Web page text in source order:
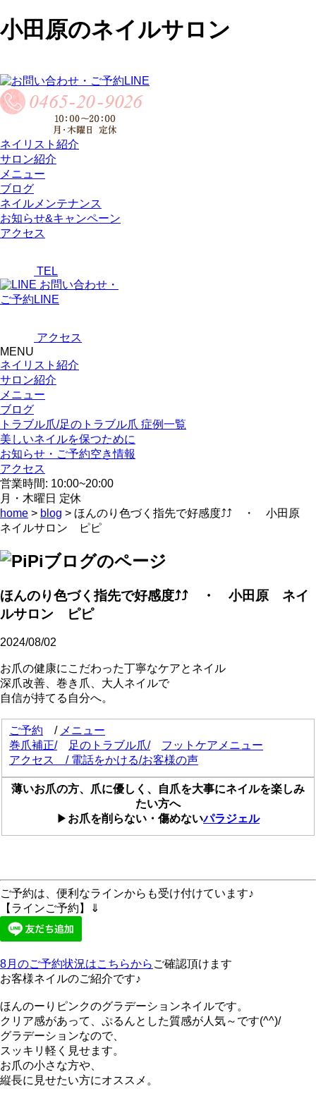
小田原のネイルサロン
ネイリスト紹介
サロン紹介
メニュー
ブログ
ネイルメンテナンス
お知らせ&キャンペーン
アクセス
TEL
お問い合わせ・
ご予約LINE
アクセス
MENU
ネイリスト紹介
サロン紹介
メニュー
ブログ
トラブル爪/足のトラブル爪 症例一覧
美しいネイルを保つために
お知らせ・ご予約空き情報
アクセス
営業時間: 10:00~20:00
月・木曜日 定休
home > blog > ほんのり色づく指先で好感度⤴⤴ ・ 小田原
ネイルサロン ピピ
ほんのり色づく指先で好感度⤴⤴ ・ 小田原 ネイ
ルサロン ピピ
2024/08/02
お爪の健康にこだわった丁寧なケアとネイル
深爪改善、巻き爪、大人ネイルで
自信が持てる自分へ。
ご予約 / メニュー
巻爪補正/ 足のトラブル爪/
フットケアメニュー
アクセス
/ 電話をかける/お客様の声
薄いお爪の方、爪に優しく、自爪を大事にネイルを楽しみ
たい方へ
▶ お爪を削らない・傷めないパラジェル
ご予約は、便利なラインからも受け付けています♪
【ラインご予約】⇓
8月のご予約状況はこちらから ご確認頂けます
お客様ネイルのご紹介です♪
ほんのーりピンクのグラデーションネイルです。
クリア感があって、ぷるんとした質感が人気～です(^^)/
グラデーションなので、
スッキリ軽く見せます。
お爪の小さな方や、
縦長に見せたい方にオススメ。